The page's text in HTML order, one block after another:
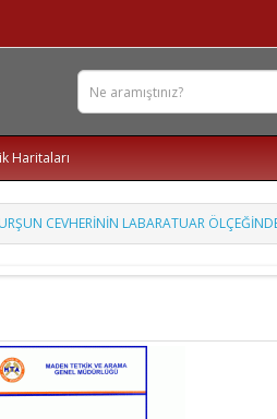
Haritaları
CEVHERİNİN LABARATUAR